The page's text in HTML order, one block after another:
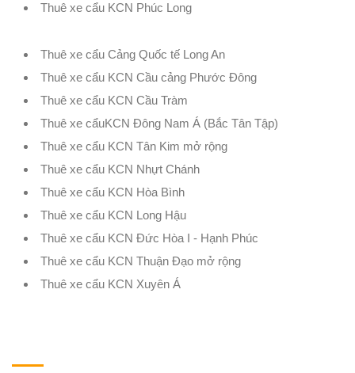
Thuê xe cẩu KCN Phúc Long
Thuê xe cẩu Cảng Quốc tế Long An
Thuê xe cẩu KCN Cầu cảng Phước Đông
Thuê xe cẩu KCN Cầu Tràm
Thuê xe cẩuKCN Đông Nam Á (Bắc Tân Tập)
Thuê xe cẩu KCN Tân Kim mở rộng
Thuê xe cẩu KCN Nhựt Chánh
Thuê xe cẩu KCN Hòa Bình
Thuê xe cẩu KCN Long Hậu
Thuê xe cẩu KCN Đức Hòa I - Hạnh Phúc
Thuê xe cẩu KCN Thuận Đạo mở rộng
Thuê xe cẩu KCN Xuyên Á